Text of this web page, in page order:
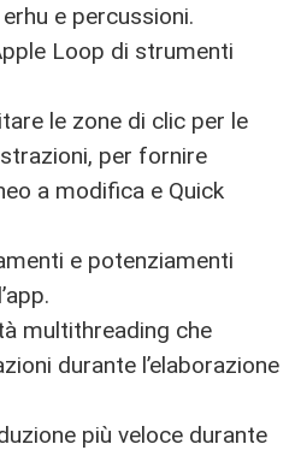
e percussioni.
Loop di strumenti
le zone di clic per le
per fornire
a modifica e Quick
e potenziamenti
multithreading che
durante l’elaborazione
più veloce durante